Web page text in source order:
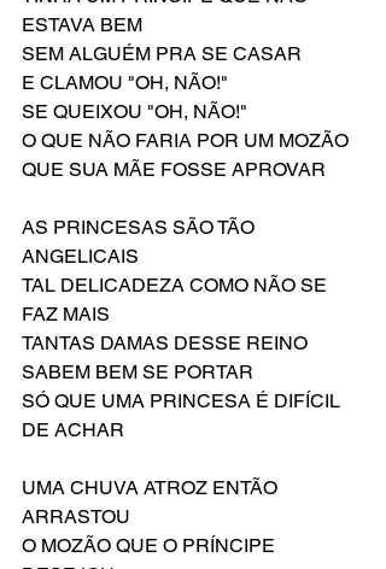
ESTAVA BEM
SEM ALGUÉM PRA SE CASAR
E CLAMOU "OH, NÃO!"
SE QUEIXOU "OH, NÃO!"
O QUE NÃO FARIA POR UM MOZÃO
QUE SUA MÃE FOSSE APROVAR
AS PRINCESAS SÃO TÃO
ANGELICAIS
TAL DELICADEZA COMO NÃO SE
FAZ MAIS
TANTAS DAMAS DESSE REINO
SABEM BEM SE PORTAR
SÓ QUE UMA PRINCESA É DIFÍCIL
DE ACHAR
UMA CHUVA ATROZ ENTÃO
ARRASTOU
O MOZÃO QUE O PRÍNCIPE